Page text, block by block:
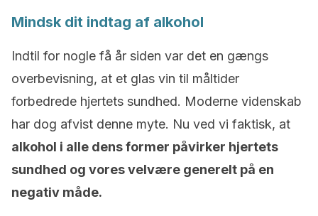
Mindsk dit indtag af alkohol
Indtil for nogle få år siden var det en gængs
overbevisning, at et glas vin til måltider
forbedrede hjertets sundhed. Moderne videnskab
har dog afvist denne myte. Nu ved vi faktisk, at
alkohol i alle dens former påvirker hjertets
sundhed og vores velvære generelt på en
negativ måde.